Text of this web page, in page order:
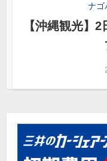
ナゴ
【沖縄観光】